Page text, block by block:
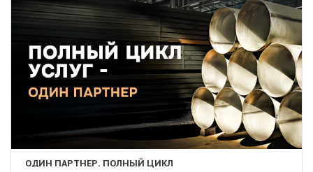
ОДИН ПАРТНЕР. ПОЛНЫЙ ЦИКЛ